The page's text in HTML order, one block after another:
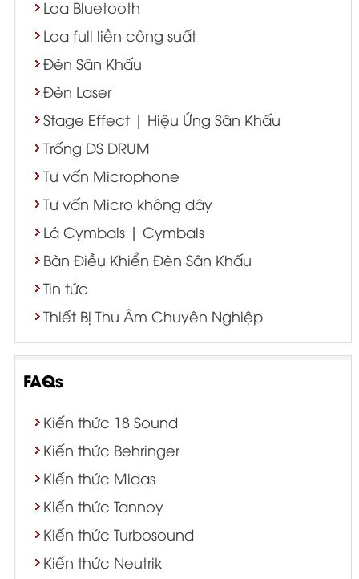
Loa Bluetooth
Loa full liền công suất
Đèn Sân Khấu
Đèn Laser
Stage Effect | Hiệu Ứng Sân Khấu
Trống DS DRUM
Tư vấn Microphone
Tư vấn Micro không dây
Lá Cymbals | Cymbals
Bàn Điều Khiển Đèn Sân Khấu
Tin tức
Thiết Bị Thu Âm Chuyên Nghiệp
FAQs
Kiến thức 18 Sound
Kiến thức Behringer
Kiến thức Midas
Kiến thức Tannoy
Kiến thức Turbosound
Kiến thức Neutrik